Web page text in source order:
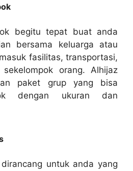
begitu tepat buat anda
bersama keluarga atau
fasilitas, transportasi,
orang. Alhijaz
paket grup yang bisa
dengan ukuran dan
untuk anda yang